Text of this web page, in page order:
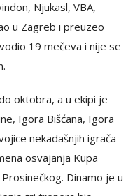
Njukasl, VBA,
u Zagreb i preuzeo
19 mečeva i nije se
oktobra, a u ekipi je
Igora Bišćana, Igora
nekadašnjih igrača
osvajanja Kupa
Dinamo je u